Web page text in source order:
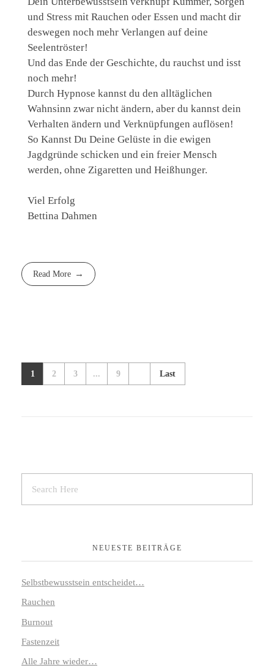
und Stress mit Rauchen oder Essen und macht dir
deswegen noch mehr Verlangen auf deine
Seelentröster!
Und das Ende der Geschichte, du rauchst und isst
noch mehr!
Durch Hypnose kannst du den alltäglichen
Wahnsinn zwar nicht ändern, aber du kannst dein
Verhalten ändern und Verknüpfungen auflösen!
So Kannst Du Deine Gelüste in die ewigen
Jagdgründe schicken und ein freier Mensch
werden, ohne Zigaretten und Heißhunger.
Viel Erfolg
Bettina Dahmen
Read More
1 2 3 ... 9 Last
NEUESTE BEITRÄGE
Selbstbewusstsein entscheidet…
Rauchen
Burnout
Fastenzeit
Alle Jahre wieder…